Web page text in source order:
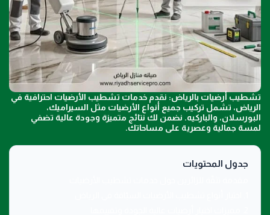
تشطيب أرضيات بالرياض: نقدم خدمات تشطيب الأرضيات احترافية في
الرياض، تشمل تركيب جميع أنواع الأرضيات مثل السيراميك،
البورسلان، والباركيه. نضمن لك نتائج متميزة وجودة عالية تضفي
لمسة جمالية وعصرية على مساحاتك.
جدول المحتويات